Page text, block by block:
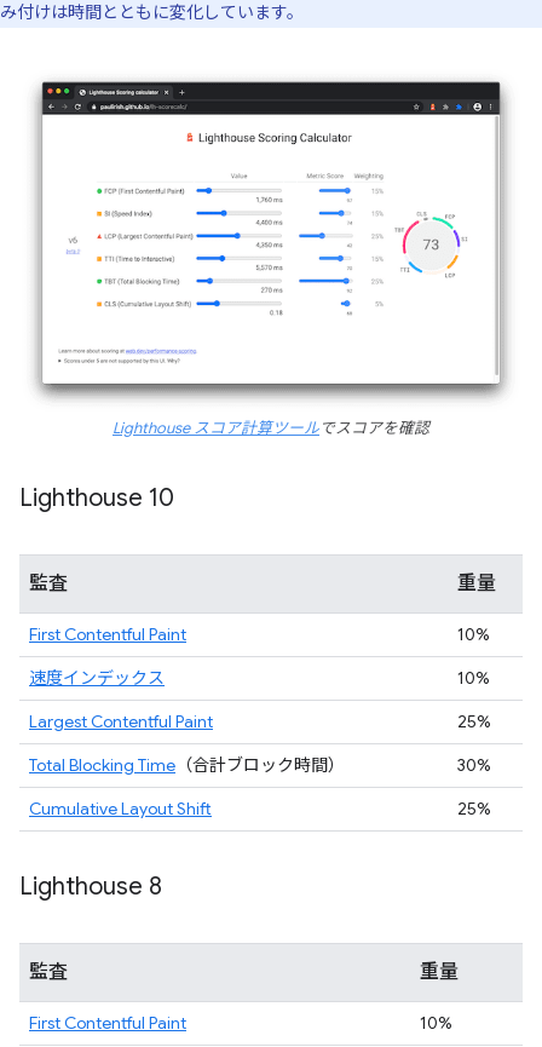
み付けは時間とともに変化しています。
Lighthouse スコア計算ツールでスコアを確認
Lighthouse 10
監査 重量
First Contentful Paint
10%
速度インデックス
10%
Largest Contentful Paint
25%
Total Blocking Time （合計ブロック時間）
30%
Cumulative Layout Shift
25%
Lighthouse 8
監査 重量
First Contentful Paint 10%